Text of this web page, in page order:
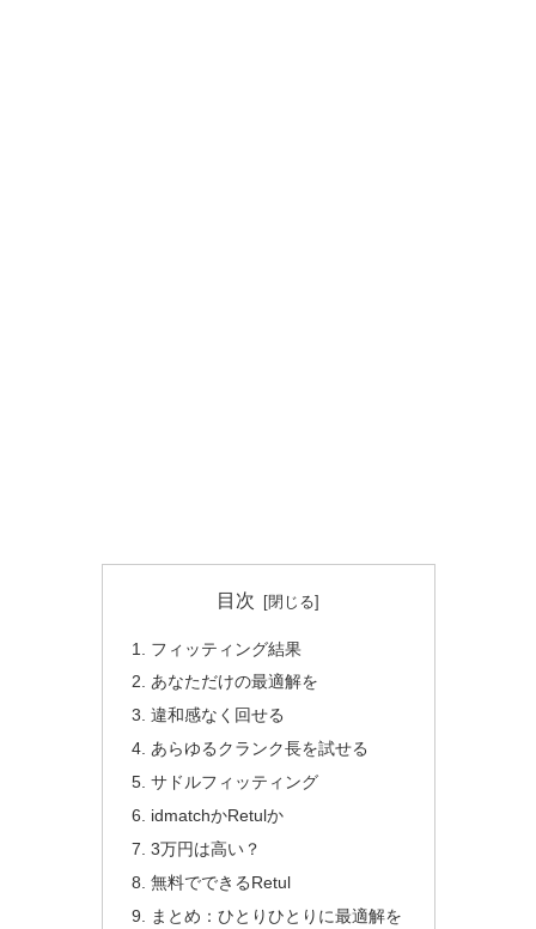
目次
フィッティング結果
あなただけの最適解を
違和感なく回せる
あらゆるクランク長を試せる
サドルフィッティング
idmatchかRetulか
3万円は高い？
無料でできるRetul
まとめ：ひとりひとりに最適解を